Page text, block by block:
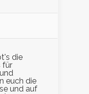
die
für
euch die
und auf